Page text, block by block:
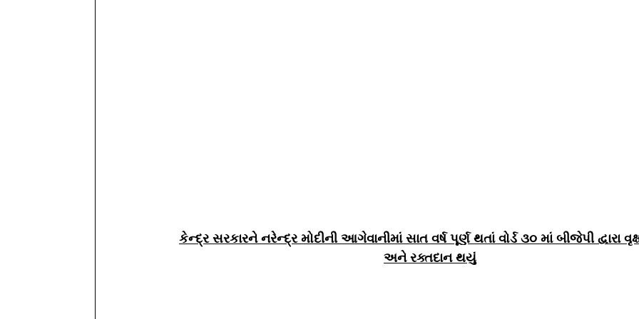
કેન્દ્ર સરકારને નરેન્દ્ર મોદીની આગેવાનીમાં સાત વર્ષ પૂર્ણ થતાં વોર્ડ ૩૦ માં બીજેપી દ્વારા
અને રક્તદાન થયું